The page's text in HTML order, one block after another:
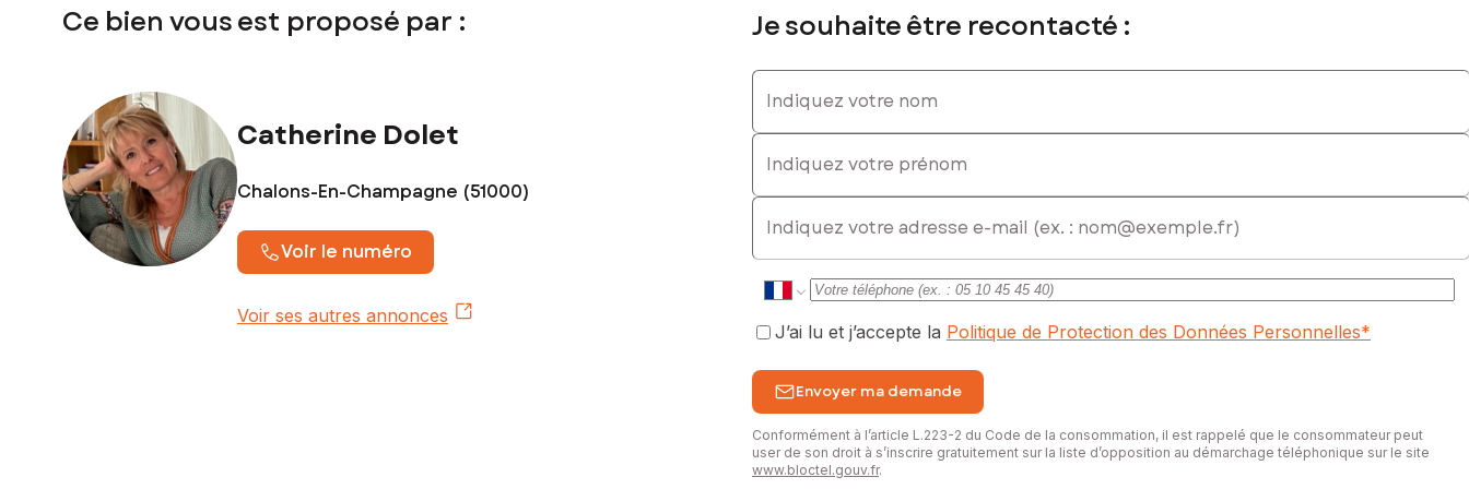
Ce bien vous est proposé par :
Catherine Dolet
Chalons-En-Champagne (51000)
Voir le numéro
Voir ses autres annonces
Je souhaite être recontacté :
Indiquez votre nom
Indiquez votre prénom
E-mail
J’ai lu et j’accepte la Politique de Protection des Données Personnelles*
Envoyer ma demande
Conformément à l’article L.223-2 du Code de la consommation, il est rappelé que le consommateur peut
user de son droit à s’inscrire gratuitement sur la liste d’opposition au démarchage téléphonique sur le site
www.bloctel.gouv.fr.